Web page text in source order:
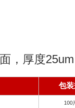
，厚度25um
包
100